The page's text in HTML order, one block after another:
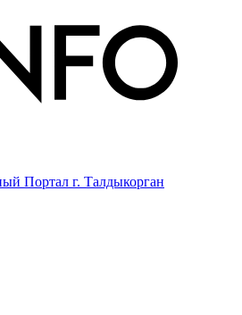
Портал г. Талдыкорган